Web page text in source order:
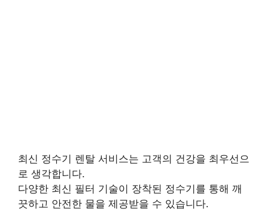
최신 정수기 렌탈 서비스는 고객의 건강을 최우선으
로 생각합니다.
다양한 최신 필터 기술이 장착된 정수기를 통해 깨
끗하고 안전한 물을 제공받을 수 있습니다.